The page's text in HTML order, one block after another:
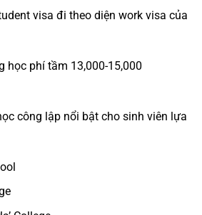
visa đi theo diện work visa của
học phí tầm 13,000-15,000
công lập nổi bật cho sinh viên lựa